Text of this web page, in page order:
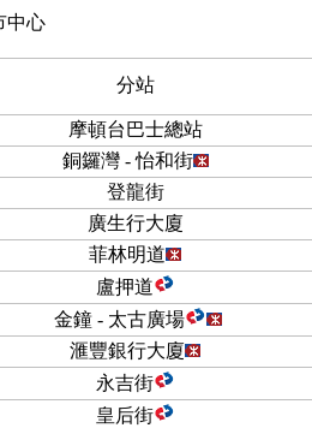
中心
分站
摩頓台巴士總站
銅鑼灣 - 怡和街
登龍街
廣生行大廈
菲林明道
盧押道
金鐘 - 太古廣場
滙豐銀行大廈
永吉街
皇后街